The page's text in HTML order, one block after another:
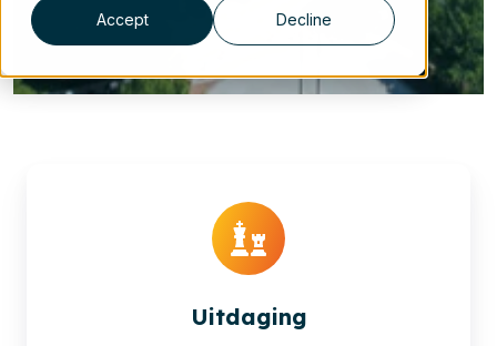
Accept Decline
Uitdaging